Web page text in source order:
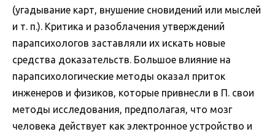
(угадывание карт, внушение сновидений или мыслей
и т. п.). Критика и разоблачения утверждений
парапсихологов заставляли их искать новые
средства доказательств. Большое влияние на
парапсихологические методы оказал приток
инженеров и физиков, которые привнесли в П. свои
методы исследования, предполагая, что мозг
человека действует как электронное устройство и